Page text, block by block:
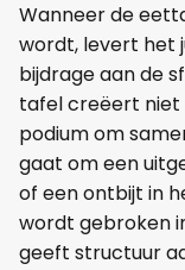
Wanneer de
wordt, levert het
bijdrage aan de
tafel creëert niet
podium om
gaat om een
of een ontbijt in
wordt gebroken
geeft structuur